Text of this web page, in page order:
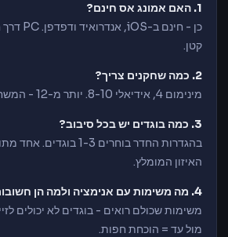
1. האם אמונג אס חינם?
קטן.
2. כמה שחקנים צריך?
מינימום 4, אידיאלי 8-10. יותר מ-12 - המשחק נהיה כאוטי מדי.
3. כמה בוגדים יש בכל סיבוב?
בהגדרות החדר בוחרים 1-3
האיזון המומלץ.
4. מה משימות עם אנימציה ולמה הן חשובות?
משימות שכולם רואים - בוגדים לא יכולים
מול עד = הוכחת חפות.